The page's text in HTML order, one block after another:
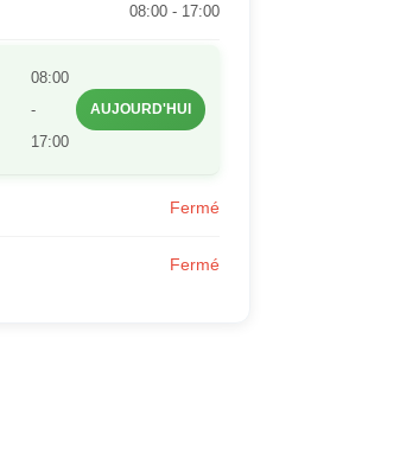
08:00 - 17:00
08:00
-
17:00
AUJOURD'HUI
Fermé
Fermé